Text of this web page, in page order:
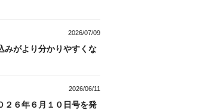
2026/07/09
みがより分かりやすくな
2026/06/11
２６年６月１０日号を発